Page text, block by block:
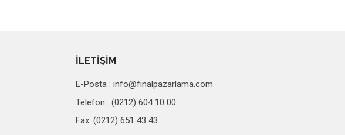
İLETİŞİM
E-Posta :info@finalpazarlama.com
Telefon : (0212) 604 10 00
Fax: (0212) 651 43 43